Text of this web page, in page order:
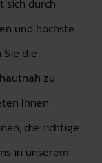
sich durch
und höchste
Sie die
zu
Ihnen
die richtige
in unserem